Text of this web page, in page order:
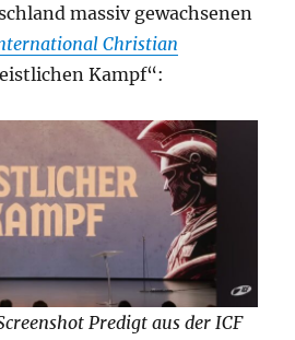
massiv gewachsenen
Christian
Kampf“:
Predigt aus der ICF